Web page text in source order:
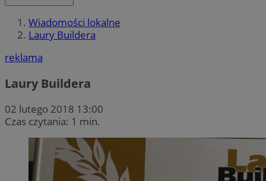
Wiadomości lokalne
Laury Buildera
reklama
Laury Buildera
02 lutego 2018 13:00
Czas czytania: 1 min.